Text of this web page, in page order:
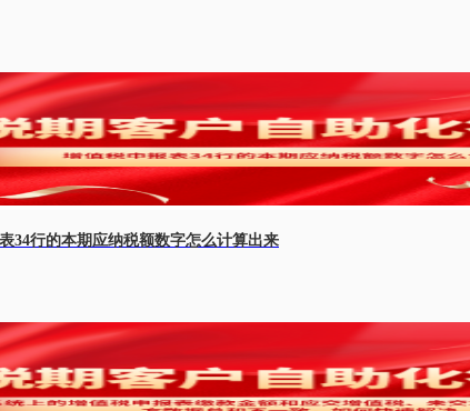
34行的本期应纳税额数字怎么计算出来